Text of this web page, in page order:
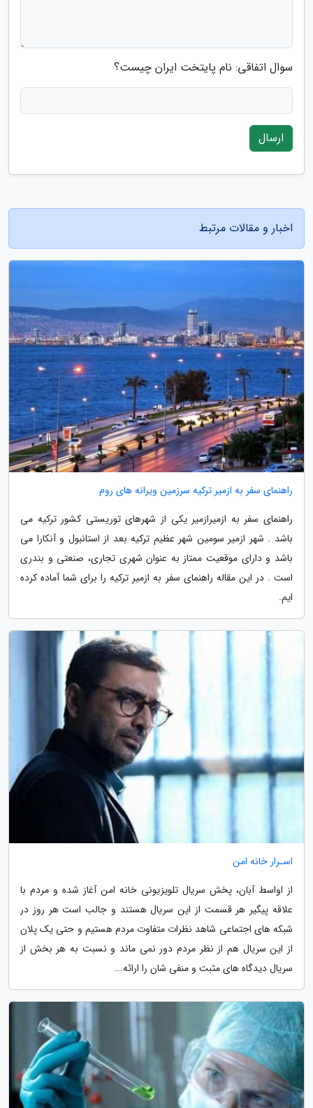
سوال اتفاقی: نام پایتخت ایران چیست؟
ارسال
اخبار و مقالات مرتبط
راهنمای سفر به ازمیر ترکیه سرزمین ویرانه های روم
راهنمای سفر به ازمیرازمیر یکی از شهرهای توریستی کشور ترکیه می
باشد . شهر ازمیر سومین شهر عظیم ترکیه بعد از استانبول و آنکارا می
باشد و دارای موقعیت ممتاز به عنوان شهری تجاری، صنعتی و بندری
است . در این مقاله راهنمای سفر به ازمیر ترکیه را برای شما آماده کرده
ایم.
اسـرار خانه امن
از اواسط آبان، پخش سریال تلویزیونی خانه امن آغاز شده و مردم با
علاقه پیگیر هر قسمت از این سریال هستند و جالب است هر روز در
شبکه های اجتماعی شاهد نظرات متفاوت مردم هستیم و حتی یک پلان
از این سریال هم از نظر مردم دور نمی ماند و نسبت به هر بخش از
سریال دیدگاه های مثبت و منفی شان را ارائه...